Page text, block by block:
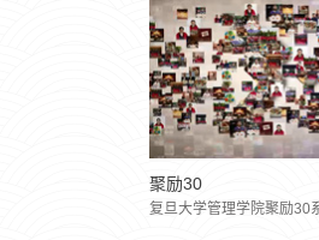
聚励30
复旦大学管理学院聚励30